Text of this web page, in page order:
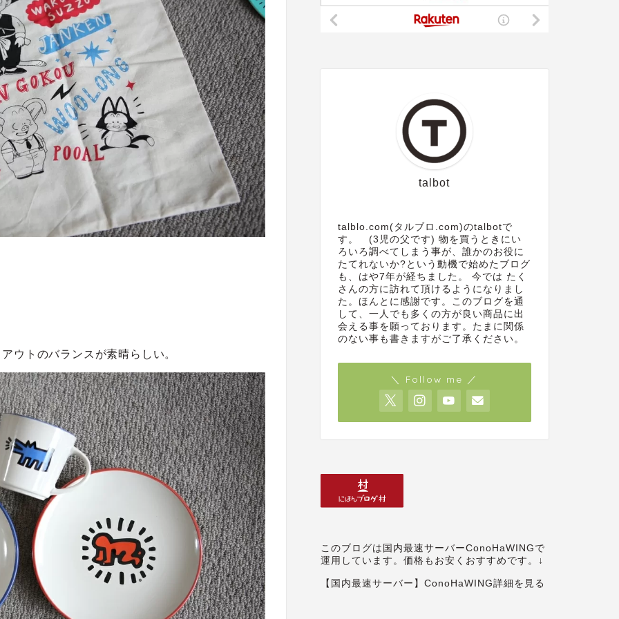
ウトのバランスが素晴らしい。
talbot
talblo.com(タルブロ.com)のtalbotで
す。 (3児の父です) 物を買うときにい
ろいろ調べてしまう事が、誰かのお役に
たてれないか?という動機で始めたブログ
も、はや7年が経ちました。 今では たく
さんの方に訪れて頂けるようになりまし
た。ほんとに感謝です。このブログを通
して、一人でも多くの方が良い商品に出
会える事を願っております。たまに関係
のない事も書きますがご了承ください。
＼ Follow me ／
このブログは国内最速サーバーConoHaWINGで
運用しています。価格もお安くおすすめです。↓
【国内最速サーバー】ConoHaWING詳細を見る